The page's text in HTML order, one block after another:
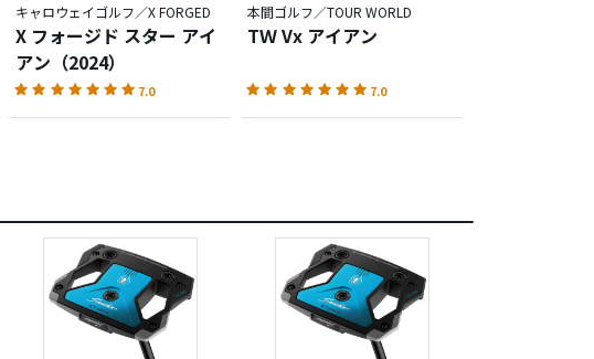
キャロウェイゴルフ／X FORGED
X フォージド スター アイ
アン（2024）
7.0
本間ゴルフ／TOUR WORLD
TＷ Vx アイアン
7.0